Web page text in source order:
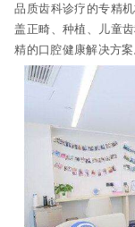
品质齿科诊疗的专精
盖正畸、种植、儿童
精的口腔健康解决方案